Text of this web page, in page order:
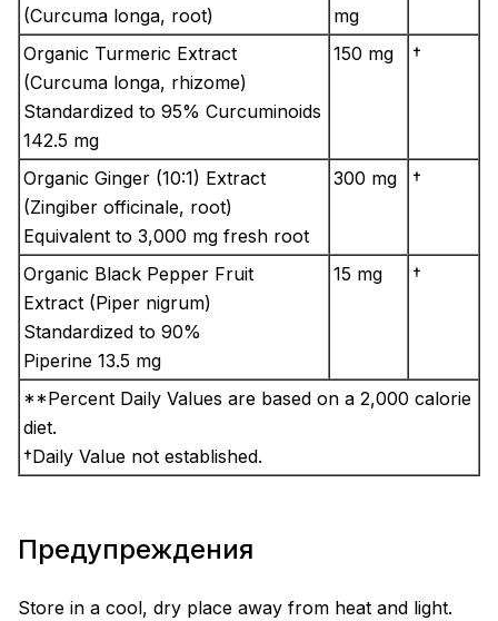
(Curcuma longa, root)
mg
Organic Turmeric Extract
(Curcuma longa, rhizome)
Standardized to 95% Curcuminoids
142.5 mg
150 mg †
Organic Ginger (10:1) Extract
(Zingiber officinale, root)
Equivalent to 3,000 mg fresh root
300 mg †
Organic Black Pepper Fruit
Extract (Piper nigrum)
Standardized to 90%
Piperine 13.5 mg
15 mg †
**Percent Daily Values are based on a 2,000 calorie
diet.
†Daily Value not established.
Предупреждения
Store in a cool, dry place away from heat and light.